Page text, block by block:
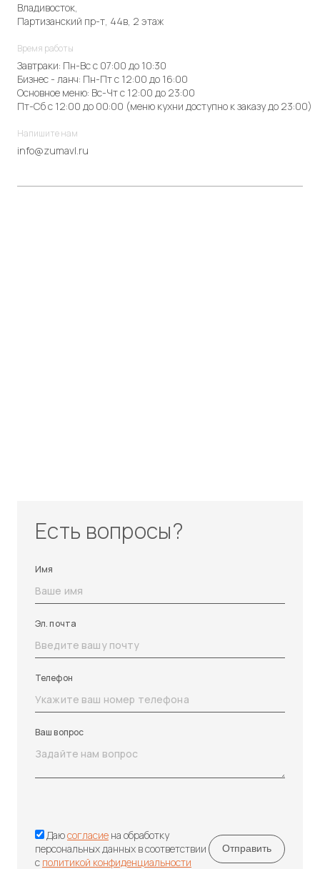
Владивосток,
Партизанский пр-т, 44в, 2 этаж
Время работы
Завтраки: Пн-Вс с 07:00 до 10:30
Бизнес - ланч: Пн-Пт с 12:00 до 16:00
Основное меню: Вс-Чт с 12:00 до 23:00
Пт-Сб с 12:00 до 00:00 (меню кухни доступно к заказу до 23:00)
Напишите нам
info@zumavl.ru
Есть вопросы?
Имя
Эл. почта
Телефон
Ваш вопрос
Даюсогласие на обработку
персональных данных в соответствии
с политикой конфиденциальности